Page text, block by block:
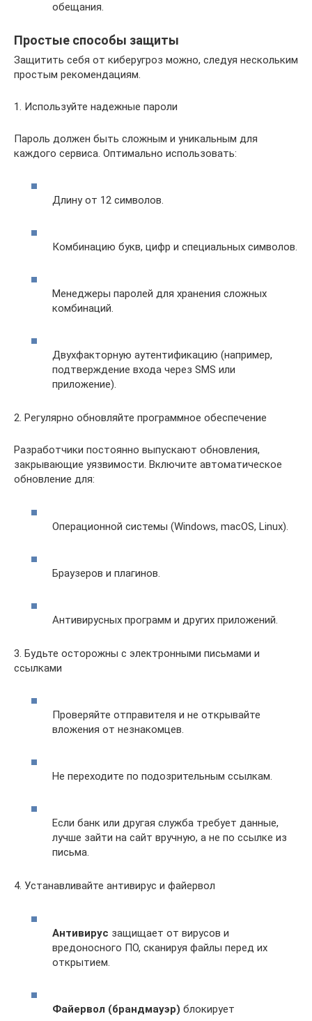
обещания.
Простые способы защиты
Защитить себя от киберугроз можно, следуя нескольким
простым рекомендациям.
1. Используйте надежные пароли
Пароль должен быть сложным и уникальным для
каждого сервиса. Оптимально использовать:
Длину от 12 символов.
Комбинацию букв, цифр и специальных символов.
Менеджеры паролей для хранения сложных
комбинаций.
Двухфакторную аутентификацию (например,
подтверждение входа через SMS или
приложение).
2. Регулярно обновляйте программное обеспечение
Разработчики постоянно выпускают обновления,
закрывающие уязвимости. Включите автоматическое
обновление для:
Операционной системы (Windows, macOS, Linux).
Браузеров и плагинов.
Антивирусных программ и других приложений.
3. Будьте осторожны с электронными письмами и
ссылками
Проверяйте отправителя и не открывайте
вложения от незнакомцев.
Не переходите по подозрительным ссылкам.
Если банк или другая служба требует данные,
лучше зайти на сайт вручную, а не по ссылке из
письма.
4. Устанавливайте антивирус и файервол
Антивирус защищает от вирусов и
вредоносного ПО, сканируя файлы перед их
открытием.
Файервол (брандмауэр) блокирует